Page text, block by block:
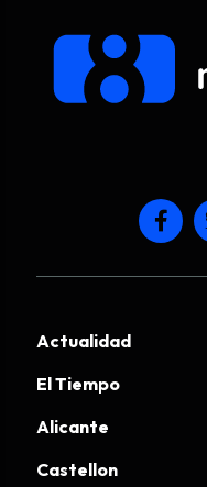
Actualidad
El Tiempo
Alicante
Castellon